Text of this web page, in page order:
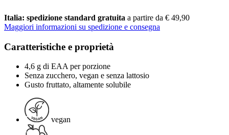
Italia: spedizione standard gratuita a partire da € 49,90
Maggiori informazioni su spedizione e consegna
Caratteristiche e proprietà
4,6 g di EAA per porzione
Senza zucchero, vegan e senza lattosio
Gusto fruttato, altamente solubile
vegan